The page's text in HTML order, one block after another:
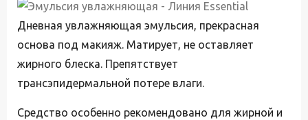
Дневная увлажняющая эмульсия, прекрасная
основа под макияж. Матирует, не оставляет
жирного блеска. Препятствует
трансэпидермальной потере влаги.
Средство особенно рекомендовано для жирной и